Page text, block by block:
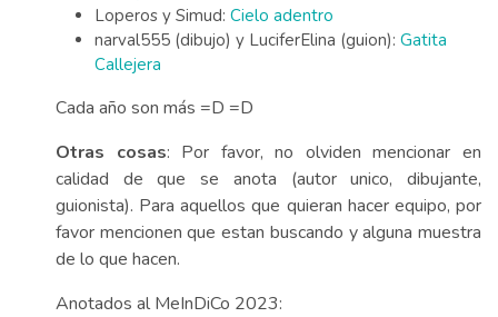
Loperos y Simud: Cielo adentro
narval555 (dibujo) y LuciferElina (guion): Gatita
Callejera
Cada año son más =D =D
Otras cosas: Por favor, no olviden mencionar en
calidad de que se anota (autor unico, dibujante,
guionista). Para aquellos que quieran hacer equipo, por
favor mencionen que estan buscando y alguna muestra
de lo que hacen.
Anotados al MeInDiCo 2023: